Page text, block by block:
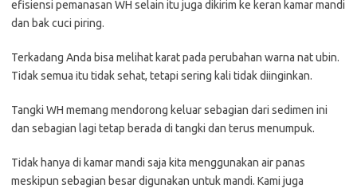
efisiensi pemanasan WH selain itu juga dikirim ke keran kamar mandi
dan bak cuci piring.
Terkadang Anda bisa melihat karat pada perubahan warna nat ubin.
Tidak semua itu tidak sehat, tetapi sering kali tidak diinginkan.
Tangki WH memang mendorong keluar sebagian dari sedimen ini
dan sebagian lagi tetap berada di tangki dan terus menumpuk.
Tidak hanya di kamar mandi saja kita menggunakan air panas
meskipun sebagian besar digunakan untuk mandi. Kami juga